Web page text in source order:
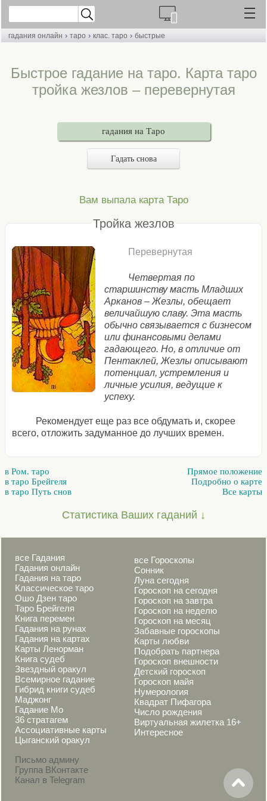
гадания онлайн › таро › клас. таро › быстрые
Быстрое гадание на таро. Карта таро
тройка жезлов – перевернутая
гадания на Таро
Гадать снова
Вам выпала карта Таро
Тройка жезлов
Перевернутая
Четвертая по
старшинству масть Младших
Арканов – Жезлы, обещает
величайшую славу. Эта масть
обычно связывается с бизнесом
или финансовыми делами
гадающего. Но, в отличие от
Пентаклей, Жезлы описывают
потенциал, устремления и
личные усилия, ведущие к
успеху.
Рекомендует еще раз все обдумать и, скорее
всего, отложить задуманное до лучших времен.
в Ром. таро
в таро Брейгеля
в таро Путь снов
Прямое положение
Подробно о карте
Все карты
Статистика Ваших гаданий ↓
все Гадания
Гадания онлайн
Гадания на таро
Классическое таро
Ошо Дзен таро
Таро Брейгеля
Книга перемен
Гадания на рунах
Гадания на картах
Карты Ленорман
Книга судеб
Звездный оракул
Всемирное гадание
Гибрид книги судеб
Маджонг
Гадание Мо
36 стратагем
Ассоциативные карты
Цыганский оракул
Письмо админу
Группа ВКонтакте
Канал в Telegram
все Гороскопы
Сонник
Луна сегодня
Гороскоп на сегодня
Гороскоп на завтра
Гороскоп на неделю
Гороскоп на месяц
Забавные гороскопы
Карты любви
Подобрать партнера
Гороскоп внешности
Детский гороскоп
Гороскоп майя
Нумерология
Квадрат Пифагора
Число рождения
Виртуальная жилетка 16+
Интересное